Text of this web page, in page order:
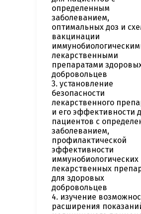
определенным
заболеванием,
оптимальных доз и
вакцинации
лекарственными
препаратами
добровольцев
3. установление
безопасности
лекарственного
и его эффективности
пациентов с
заболеванием,
профилактической
эффективности
иммунобиологических
лекарственных
для здоровых
добровольцев
4. изучение
расширения